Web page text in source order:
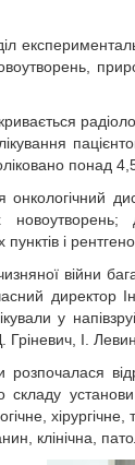
понад
онкологічний
пунктів і
війни
у
Гріневич, І.
розпочалася
установи
хірургічне,
клінічна,